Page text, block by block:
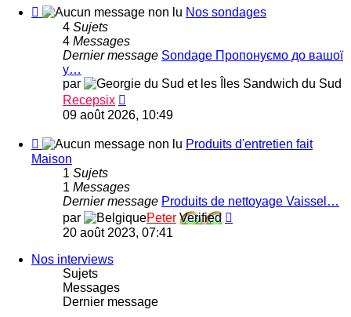
Flux
sondages
Nos sondages
4 Sujets
4 Messages
Dernier message Sondage Пропонуємо до вашої
у…
par
Recepsix
le
message
09 août 2026, 10:49
Flux
-
Produits
d'entretien
Maison
Produits d'entretien fait
Maison
1 Sujets
1 Messages
Dernier message Produits de nettoyage Vaissel…
par
Peter Verified
20 août 2023, 07:41
Nos interviews
Sujets
Messages
Dernier message